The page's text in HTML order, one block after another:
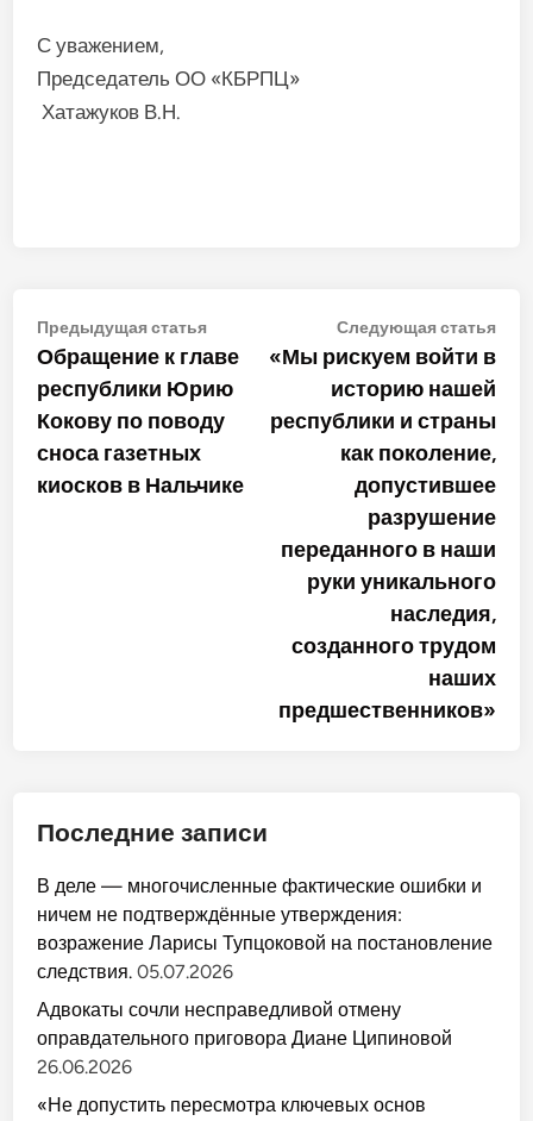
С уважением,
Председатель ОО «КБРПЦ»
Хатажуков В.Н.
Навигация
по
записям
Предыдущая статьяПредыдущая
статья:
Обращение к главе
республики Юрию
Кокову по поводу
сноса газетных
киосков в Нальчике
Следующая статья
«Мы рискуем войти в
историю нашей
республики и страны
как поколение,
допустившее
разрушение
переданного в наши
руки уникального
наследия,
созданного трудом
наших
предшественников»
Последние записи
В деле — многочисленные фактические ошибки и
ничем не подтверждённые утверждения:
возражение Ларисы Тупцоковой на постановление
следствия. 05.07.2026
Адвокаты сочли несправедливой отмену
оправдательного приговора Диане Ципиновой
26.06.2026
«Не допустить пересмотра ключевых основ